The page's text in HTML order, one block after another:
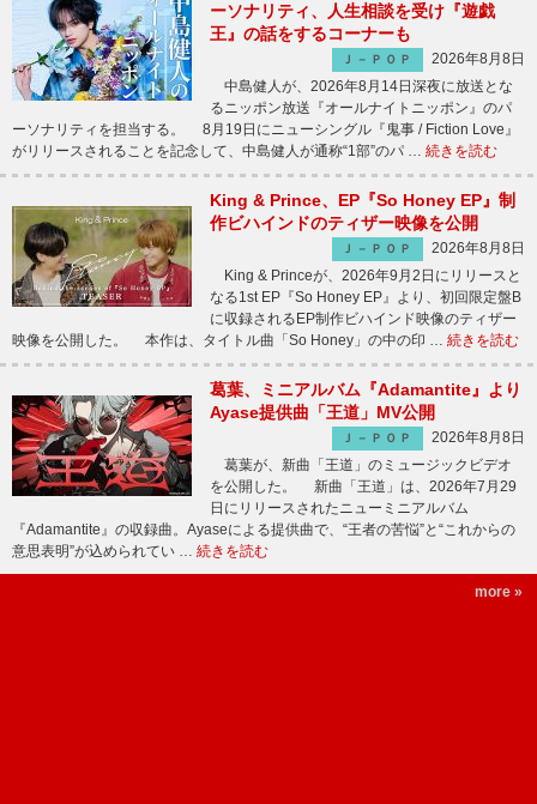
ーソナリティ、人生相談を受け『遊戯
王』の話をするコーナーも
Ｊ－ＰＯＰ
2026年8月8日
中島健人が、2026年8月14日深夜に放送とな
るニッポン放送『オールナイトニッポン』のパ
ーソナリティを担当する。 8月19日にニューシングル『鬼事 / Fiction Love』
がリリースされることを記念して、中島健人が通称“1部”のパ … 続きを読む
King & Prince、EP『So Honey EP』制
作ビハインドのティザー映像を公開
Ｊ－ＰＯＰ
2026年8月8日
King & Princeが、2026年9月2日にリリースと
なる1st EP『So Honey EP』より、初回限定盤B
に収録されるEP制作ビハインド映像のティザー
映像を公開した。 本作は、タイトル曲「So Honey」の中の印 … 続きを読む
葛葉、ミニアルバム『Adamantite』より
Ayase提供曲「王道」MV公開
Ｊ－ＰＯＰ
2026年8月8日
葛葉が、新曲「王道」のミュージックビデオ
を公開した。 新曲「王道」は、2026年7月29
日にリリースされたニューミニアルバム
『Adamantite』の収録曲。Ayaseによる提供曲で、“王者の苦悩”と“これからの
意思表明”が込められてい … 続きを読む
more »